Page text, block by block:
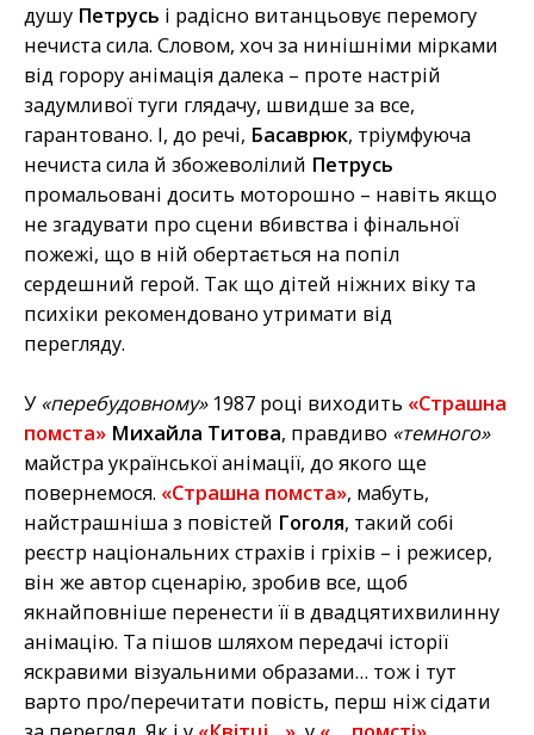
душу Петрусь і радісно витанцьовує перемогу
нечиста сила. Словом, хоч за нинішніми мірками
від горору анімація далека – проте настрій
задумливої туги глядачу, швидше за все,
гарантовано. І, до речі, Басаврюк, тріумфуюча
нечиста сила й збожеволілий Петрусь
промальовані досить моторошно – навіть якщо
не згадувати про сцени вбивства і фінальної
пожежі, що в ній обертається на попіл
сердешний герой. Так що дітей ніжних віку та
психіки рекомендовано утримати від
перегляду.
У«перебудовному»1987 році виходить «Страшна
помста» Михайла Титова, правдиво «темного»
майстра української анімації, до якого ще
повернемося. «Страшна помста», мабуть,
найстрашніша з повістей Гоголя, такий собі
реєстр національних страхів і гріхів – і режисер,
він же автор сценарію, зробив все, щоб
якнайповніше перенести її в двадцятихвилинну
анімацію. Та пішов шляхом передачі історії
яскравими візуальними образами… тож і тут
варто про/перечитати повість, перш ніж сідати